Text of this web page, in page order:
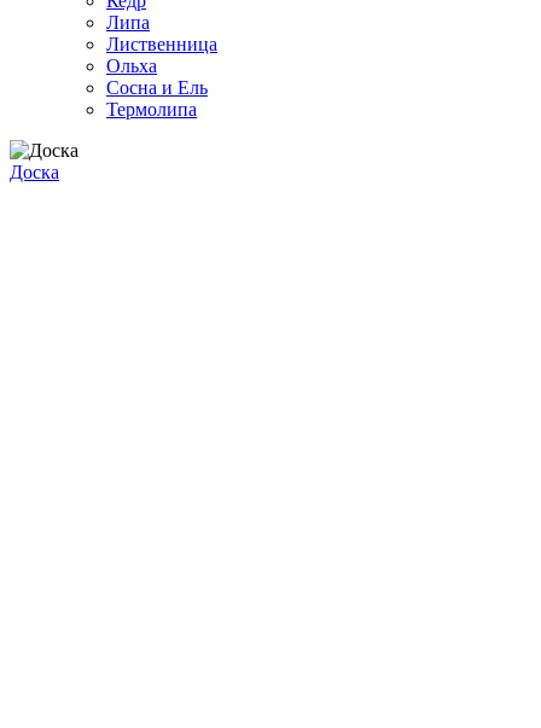
Липа
Лиственница
Ольха
Сосна и Ель
Термолипа
Доска